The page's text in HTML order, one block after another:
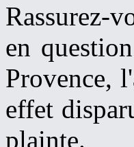
Rassurez-
en
Provence,
effet
plainte.